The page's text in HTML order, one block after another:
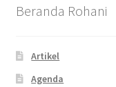
Beranda Rohani
Artikel
Agenda